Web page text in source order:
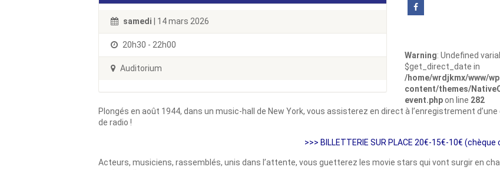
samedi | 14 mars 2026
20h30 - 22h00
Auditorium
Warning: Undefined
$get_direct_date in
/home/wrdjkmx/www/
content/themes/
event.phpon line 282
Plongés en août 1944, dans un music-hall de New York, vous assisterez en direct à l’enregistrement
de radio !
>>> BILLETTERIE SUR PLACE 20€-15€-10€
Acteurs, musiciens, rassemblés, unis dans l’attente, vous guetterez les movie stars qui vont surgir en